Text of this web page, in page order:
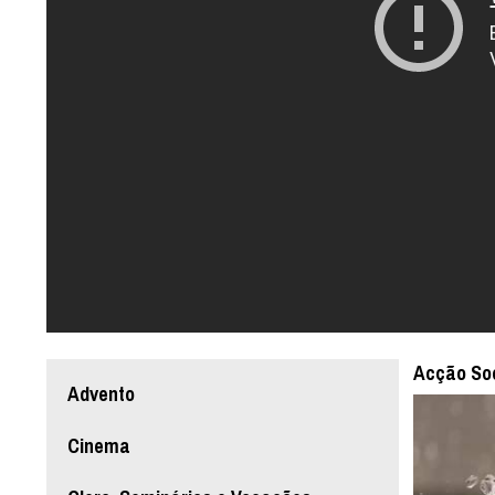
Advento
Cinema
Acção